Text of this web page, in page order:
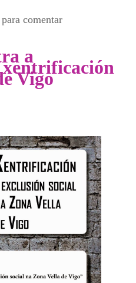
Carolines Baixes en proceso de
para comentar
a
xentrificación
Vigo